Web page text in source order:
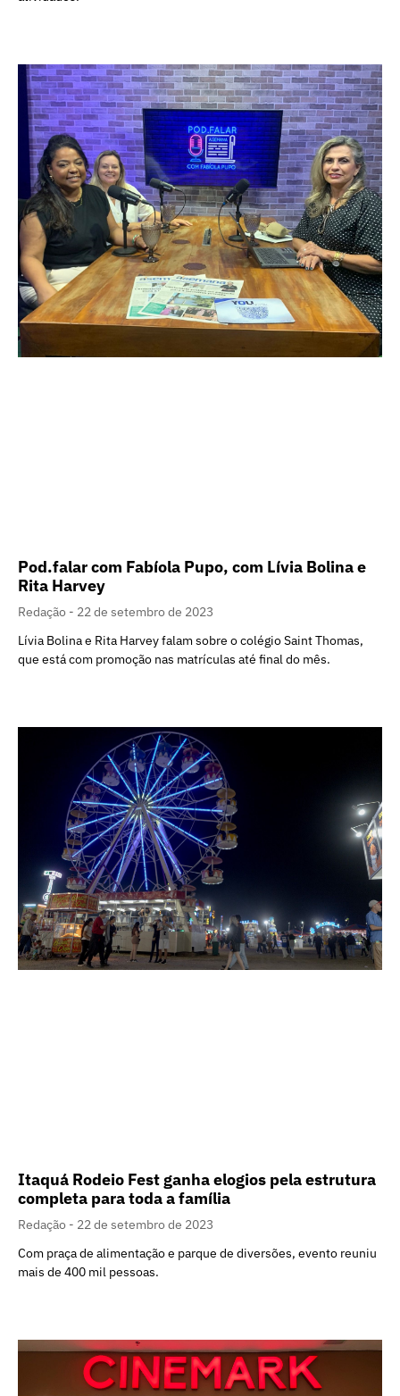
Pod.falar com Fabíola Pupo, com Lívia Bolina e
Rita Harvey
Redação
22 de setembro de 2023
Lívia Bolina e Rita Harvey falam sobre o colégio Saint Thomas,
que está com promoção nas matrículas até final do mês.
Itaquá Rodeio Fest ganha elogios pela estrutura
completa para toda a família
Redação
22 de setembro de 2023
Com praça de alimentação e parque de diversões, evento reuniu
mais de 400 mil pessoas.